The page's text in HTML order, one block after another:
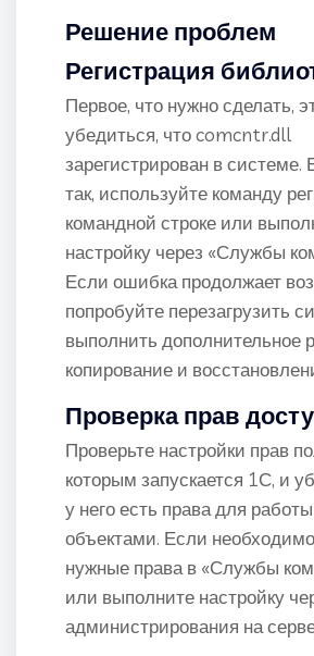
Решение проблем
Регистрация
Первое, что нужно сделать,
убедиться, что comcntr.dll
зарегистрирован в системе.
так, используйте команду
командной строке или
настройку через «Службы
Если ошибка продолжает
попробуйте перезагрузить
выполнить дополнительное
копирование и
Проверка прав
Проверьте настройки прав
которым запускается 1С, и
у него есть права для
объектами. Если
нужные права в «Службы
или выполните настройку
администрирования на